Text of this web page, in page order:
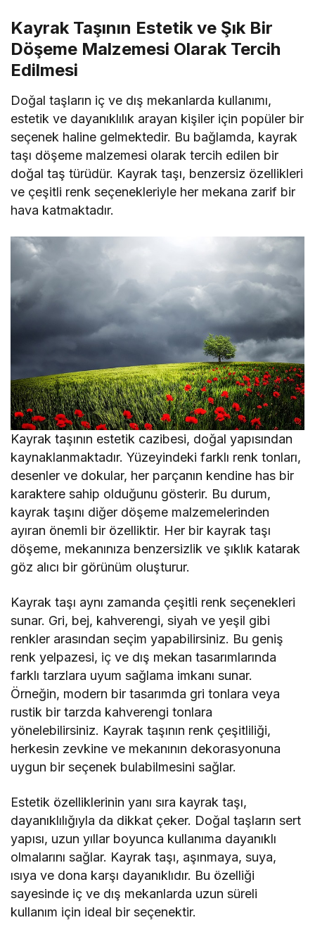
Kayrak Taşının Estetik ve Şık Bir
Döşeme Malzemesi Olarak Tercih
Edilmesi
Doğal taşların iç ve dış mekanlarda kullanımı,
estetik ve dayanıklılık arayan kişiler için popüler bir
seçenek haline gelmektedir. Bu bağlamda, kayrak
taşı döşeme malzemesi olarak tercih edilen bir
doğal taş türüdür. Kayrak taşı, benzersiz özellikleri
ve çeşitli renk seçenekleriyle her mekana zarif bir
hava katmaktadır.
Kayrak taşının estetik cazibesi, doğal yapısından
kaynaklanmaktadır. Yüzeyindeki farklı renk tonları,
desenler ve dokular, her parçanın kendine has bir
karaktere sahip olduğunu gösterir. Bu durum,
kayrak taşını diğer döşeme malzemelerinden
ayıran önemli bir özelliktir. Her bir kayrak taşı
döşeme, mekanınıza benzersizlik ve şıklık katarak
göz alıcı bir görünüm oluşturur.
Kayrak taşı aynı zamanda çeşitli renk seçenekleri
sunar. Gri, bej, kahverengi, siyah ve yeşil gibi
renkler arasından seçim yapabilirsiniz. Bu geniş
renk yelpazesi, iç ve dış mekan tasarımlarında
farklı tarzlara uyum sağlama imkanı sunar.
Örneğin, modern bir tasarımda gri tonlara veya
rustik bir tarzda kahverengi tonlara
yönelebilirsiniz. Kayrak taşının renk çeşitliliği,
herkesin zevkine ve mekanının dekorasyonuna
uygun bir seçenek bulabilmesini sağlar.
Estetik özelliklerinin yanı sıra kayrak taşı,
dayanıklılığıyla da dikkat çeker. Doğal taşların sert
yapısı, uzun yıllar boyunca kullanıma dayanıklı
olmalarını sağlar. Kayrak taşı, aşınmaya, suya,
ısıya ve dona karşı dayanıklıdır. Bu özelliği
sayesinde iç ve dış mekanlarda uzun süreli
kullanım için ideal bir seçenektir.